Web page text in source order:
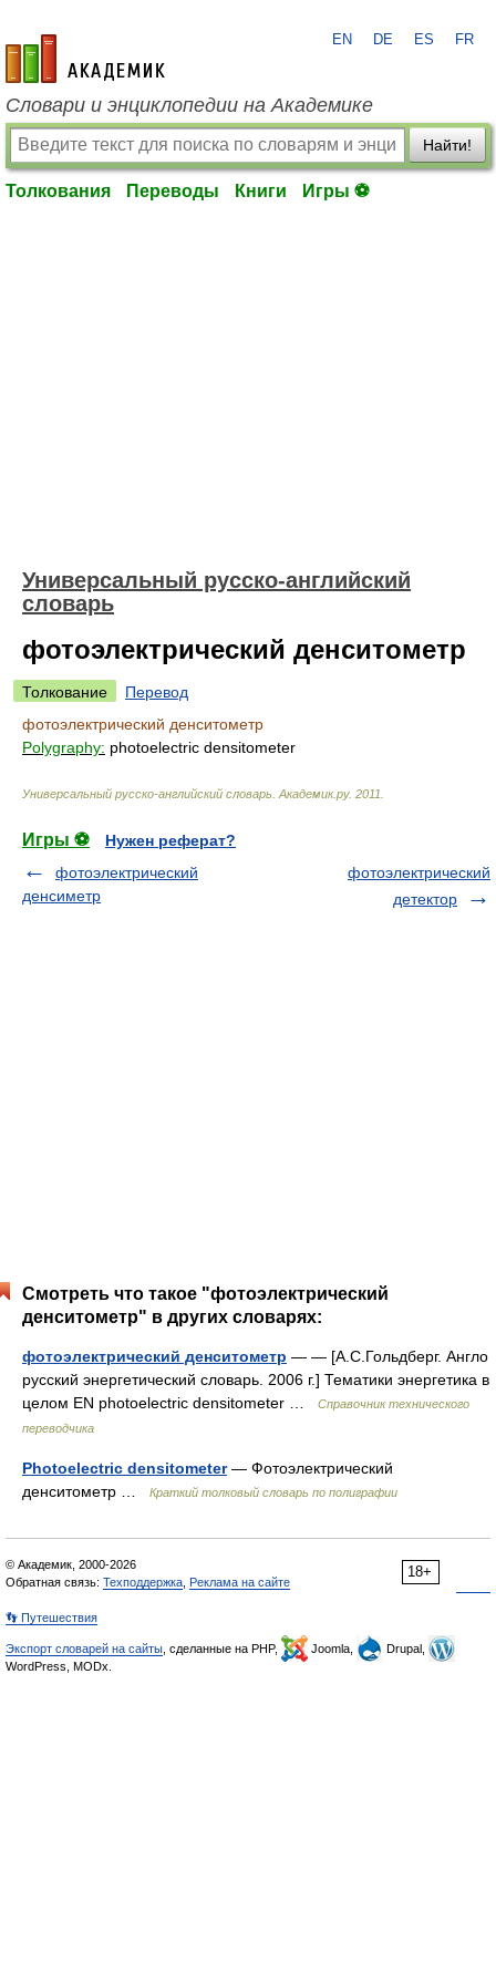
academic.ru
EN DE ES FR
Словари и энциклопедии на Академике
Найти!
Толкования Переводы Книги Игры ⚽
Универсальный русско-английский
словарь
фотоэлектрический денситометр
Толкование
Перевод
фотоэлектрический денситометр
Polygraphy: photoelectric densitometer
Универсальный русско-английский словарь Академик.ру. 2011
Игры ⚽
Нужен реферат?
фотоэлектрический
денсиметр
фотоэлектрический
детектор
Смотреть что такое "фотоэлектрический
денситометр" в других словарях:
фотоэлектрический денситометр — — [А.С.Гольдберг. Англо
русский энергетический словарь. 2006 г.] Тематики энергетика в
целом EN photoelectric densitometer …
Справочник технического
переводчика
Photoelectric densitometer— Фотоэлектрический
денситометр …
Краткий толковый словарь по полиграфии
18+
© Академик, 2000-2026
Обратная связь: Техподдержка Реклама на сайте
👣 Путешествия
Экспорт словарей на сайты , сделанные на PHP, Joomla,
Drupal,
WordPress, MODx.